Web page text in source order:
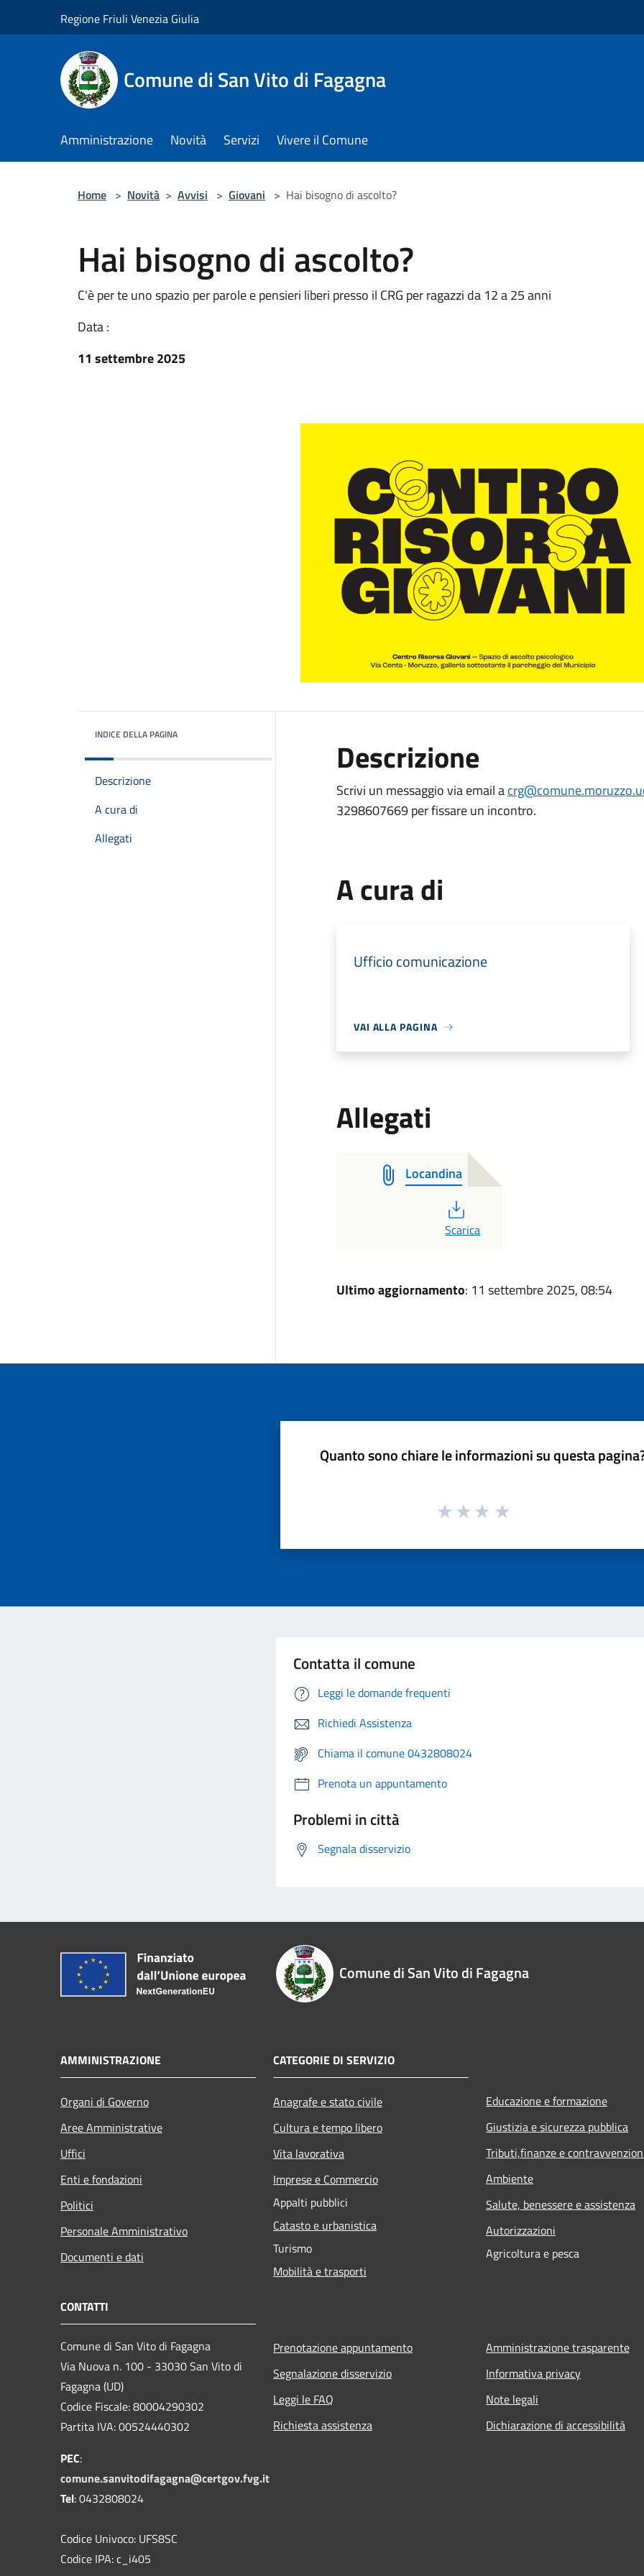
Regione Friuli Venezia Giulia
Comune di San Vito di Fagagna
Amministrazione Novità Servizi Vivere il Comune
Home > Novità > Avvisi > Giovani > Hai bisogno di ascolto?
Hai bisogno di ascolto?
C'è per te uno spazio per parole e pensieri liberi presso il CRG per ragazzi da 12 a 25 anni
Data :
11 settembre 2025
INDICE DELLA PAGINA
Descrizione
A cura di
Allegati
Descrizione
Scrivi un messaggio via email a
3298607669 per fissare un incontro.
A cura di
Ufficio comunicazione
VAI ALLA PAGINA
Allegati
Locandina
PDF
Scarica
Ultimo aggiornamento: 11 settembre 2025, 08:54
Quanto sono chiare le informazioni su questa
Contatta il comune
Leggi le domande frequenti
Richiedi Assistenza
Chiama il comune 0432808024
Prenota un appuntamento
Problemi in città
Segnala disservizio
Comune di San Vito di Fagagna
AMMINISTRAZIONE
Organi di Governo
Aree Amministrative
Uffici
Enti e fondazioni
Politici
Personale Amministrativo
Documenti e dati
CATEGORIE DI SERVIZIO
Anagrafe e stato civile
Cultura e tempo libero
Vita lavorativa
Imprese e Commercio
Appalti pubblici
Catasto e urbanistica
Turismo
Mobilità e trasporti
Educazione e formazione
Giustizia e sicurezza pubblica
Tributi,finanze e
Ambiente
Salute, benessere e assistenza
Autorizzazioni
Agricoltura e pesca
CONTATTI
Comune di San Vito di Fagagna
Via Nuova n. 100 - 33030 San Vito di
Fagagna (UD)
Codice Fiscale: 80004290302
Partita IVA: 00524440302
PEC:
comune.sanvitodifagagna@certgov.fvg.it
Tel: 0432808024
Codice Univoco: UFS8SC
Codice IPA: c_i405
Prenotazione appuntamento
Segnalazione disservizio
Leggi le FAQ
Richiesta assistenza
Amministrazione trasparente
Informativa privacy
Note legali
Dichiarazione di accessibilità